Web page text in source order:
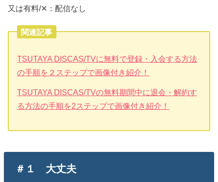
又は有料/✕：配信なし
関連記事
TSUTAYA DISCAS/TVに無料で登録・入会する方法
の手順を２ステップで画像付き紹介！
TSUTAYA DISCAS/TVの無料期間中に退会・解約す
る方法の手順を2ステップで画像付き紹介！
＃１ 大丈夫